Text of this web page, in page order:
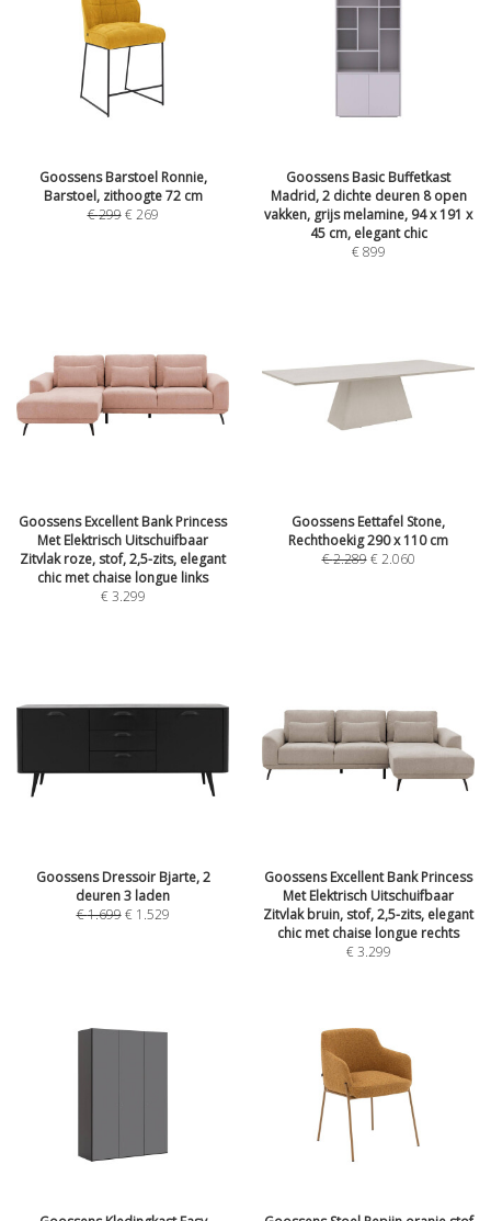
Goossens Barstoel Ronnie,
Barstoel, zithoogte 72 cm
€299 €269
Goossens Basic Buffetkast
Madrid, 2 dichte deuren 8 open
vakken, grijs melamine, 94 x 191 x
45 cm, elegant chic
€899
Goossens Excellent Bank Princess
Met Elektrisch Uitschuifbaar
Zitvlak roze, stof, 2,5-zits, elegant
chic met chaise longue links
€3.299
Goossens Eettafel Stone,
Rechthoekig 290 x 110 cm
€2.289 €2.060
Goossens Dressoir Bjarte, 2
deuren 3 laden
€1.699 € 1.529
Goossens Excellent Bank Princess
Met Elektrisch Uitschuifbaar
Zitvlak bruin, stof, 2,5-zits, elegant
chic met chaise longue rechts
€3.299